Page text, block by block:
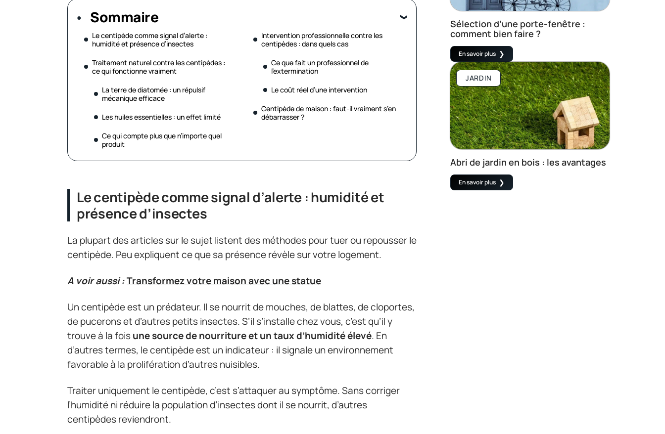
Sommaire
Le centipède comme signal d’alerte :
humidité et présence d’insectes
Traitement naturel contre les centipèdes :
ce qui fonctionne vraiment
La terre de diatomée : un répulsif
mécanique efficace
Les huiles essentielles : un effet limité
Ce qui compte plus que n’importe quel
produit
Intervention professionnelle contre les
centipèdes : dans quels cas
Ce que fait un professionnel de
l’extermination
Le coût réel d’une intervention
Centipède de maison : faut-il vraiment s’en
débarrasser ?
Le centipède comme signal d’alerte : humidité et
présence d’insectes
La plupart des articles sur le sujet listent des méthodes pour tuer ou repousser le
centipède. Peu expliquent ce que sa présence révèle sur votre logement.
A voir aussi :Transformez votre maison avec une statue
Un centipède est un prédateur. Il se nourrit de mouches, de blattes, de cloportes,
de pucerons et d’autres petits insectes. S’il s’installe chez vous, c’est qu’il y
trouve à la foisune source de nourriture et un taux d’humidité élevé. En
d’autres termes, le centipède est un indicateur : il signale un environnement
favorable à la prolifération d’autres nuisibles.
Traiter uniquement le centipède, c’est s’attaquer au symptôme. Sans corriger
l’humidité ni réduire la population d’insectes dont il se nourrit, d’autres
centipèdes reviendront.
Sélection d’une porte-fenêtre :
comment bien faire ?
En savoir plus
JARDIN
Abri de jardin en bois : les avantages
En savoir plus